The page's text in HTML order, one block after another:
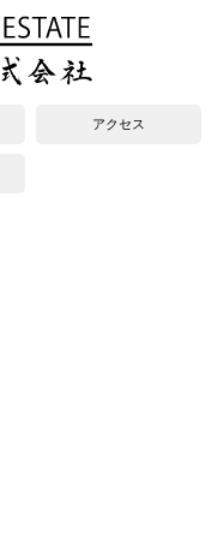
アクセス